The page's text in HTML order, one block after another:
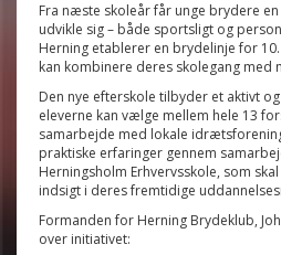
Fra næste skoleår får unge brydere
udvikle sig – både sportsligt og
Herning etablerer en brydelinje for
kan kombinere deres skolegang
Den nye efterskole tilbyder et aktivt
eleverne kan vælge mellem hele 13
samarbejde med lokale
praktiske erfaringer gennem
Herningsholm Erhvervsskole, som
indsigt i deres fremtidige
Formanden for Herning Brydeklub,
over initiativet: